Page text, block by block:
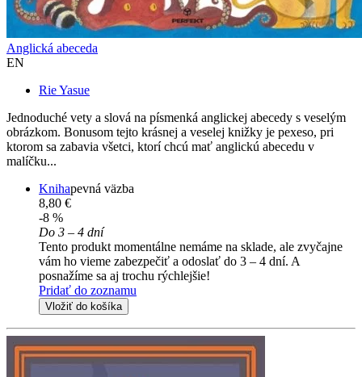
Anglická abeceda
EN
Rie Yasue
Jednoduché vety a slová na písmenká anglickej abecedy s veselým
obrázkom. Bonusom tejto krásnej a veselej knižky je pexeso, pri
ktorom sa zabavia všetci, ktorí chcú mať anglickú abecedu v
malíčku...
Knihapevná väzba
8,80 €
-8 %
Do 3 – 4 dní
Tento produkt momentálne nemáme na sklade, ale zvyčajne
vám ho vieme zabezpečiť a odoslať do 3 – 4 dní. A
posnažíme sa aj trochu rýchlejšie!
Pridať do zoznamu
Vložiť do košíka